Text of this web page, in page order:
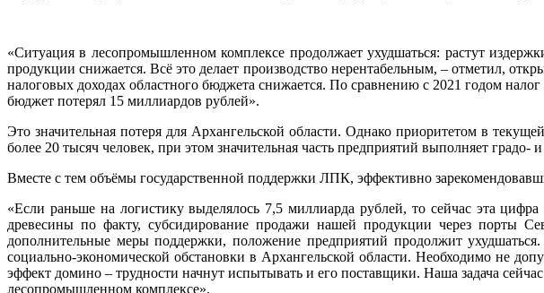
«Ситуация в лесопромышленном комплексе продолжает ухудшаться: растут
продукции снижается. Всё это делает производство нерентабельным, – отметил,
налоговых доходах областного бюджета снижается. По сравнению с 2021 годом
бюджет потерял 15 миллиардов рублей».
Это значительная потеря для Архангельской области. Однако приоритетом в
более 20 тысяч человек, при этом значительная часть предприятий выполняет
Вместе с тем объёмы государственной поддержки ЛПК, эффективно
«Если раньше на логистику выделялось 7,5 миллиарда рублей, то сейчас эта
древесины по факту, субсидирование продажи нашей продукции через порты
дополнительные меры поддержки, положение предприятий продолжит
социально-экономической обстановки в Архангельской области. Необходимо не
эффект домино – трудности начнут испытывать и его поставщики. Наша задача
лесопромышленном комплексе».